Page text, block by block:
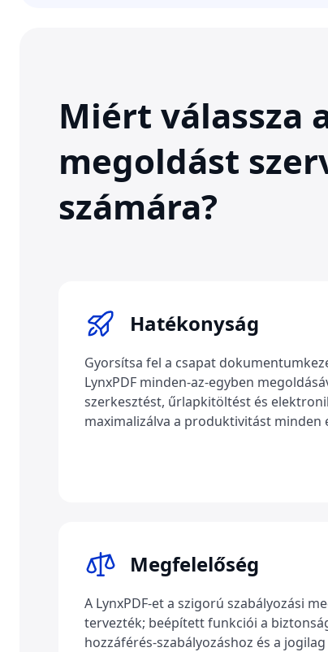
Miért válassza
megoldást
számára?
Hatékonyság
Gyorsítsa fel a csapat
LynxPDF minden-az-egyben
szerkesztést, űrlapkitöltést és
maximalizálva a produktivitást minden
Megfelelőség
A LynxPDF-et a szigorú szabályozási
tervezték; beépített funkciói a
hozzáférés-szabályozáshoz és a